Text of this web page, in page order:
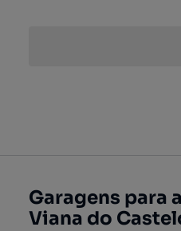
Garagens para
Viana do